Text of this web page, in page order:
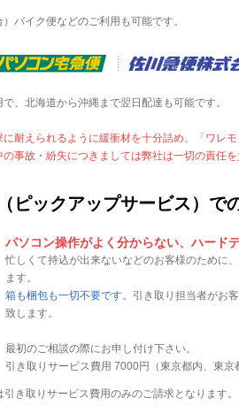
バイク便などのご利用も可能です。
、北海道から沖縄まで翌日配達も可能です。
えられるように緩衝材を十分詰め、「ワレモ
事故・紛失につきましては弊社は一切の責任を
ピックアップサービス）で
パソコン操作がよく分からない、ハード
忙しくて持込が出来ないなどのお客様のために
ます。
箱も梱包も一切不要です。引き取り担当者がお
致します。
最初のご相談の際にお申し付け下さい。
引き取りサービス費用 7000円（東京都内、東京
き取りサービス費用のみのご請求となります。